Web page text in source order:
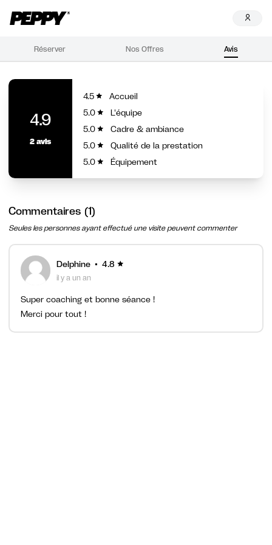
Réserver Nos Offres Avis
4.9
2 avis
4.5
Accueil
5.0
L'équipe
5.0
Cadre & ambiance
5.0
Qualité de la prestation
5.0
Équipement
Commentaires (1)
Seules les personnes ayant effectué une visite peuvent commenter
Delphine • 4.8
il y a un an
Super coaching et bonne séance !
Merci pour tout !